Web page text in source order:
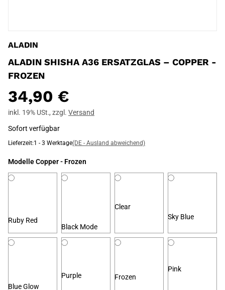
ALADIN
ALADIN SHISHA A36 ERSATZGLAS – COPPER -
FROZEN
34,90 €
inkl. 19% USt., zzgl. Versand
Sofort verfügbar
Lieferzeit:1 - 3 Werktage(DE - Ausland abweichend)
ModelleCopper - Frozen
Ruby Red
Black Mode
Clear
Sky Blue
Blue Glow
Purple Frozen
Pink